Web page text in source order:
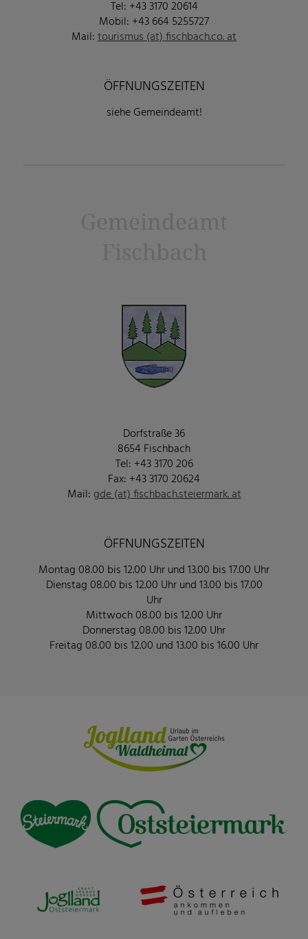
Tel: +43 3170 20614
Mobil: +43 664 5255727
Mail: tourismus (at) fischbach.co. at
ÖFFNUNGSZEITEN
siehe Gemeindeamt!
Dorfstraße 36
8654 Fischbach
Tel: +43 3170 206
Fax: +43 3170 20624
Mail: gde (at) fischbach.steiermark. at
ÖFFNUNGSZEITEN
Montag 08.00 bis 12.00 Uhr und 13.00 bis 17.00 Uhr
Dienstag 08.00 bis 12.00 Uhr und 13.00 bis 17.00
Uhr
Mittwoch 08.00 bis 12.00 Uhr
Donnerstag 08.00 bis 12.00 Uhr
Freitag 08.00 bis 12.00 und 13.00 bis 16.00 Uhr